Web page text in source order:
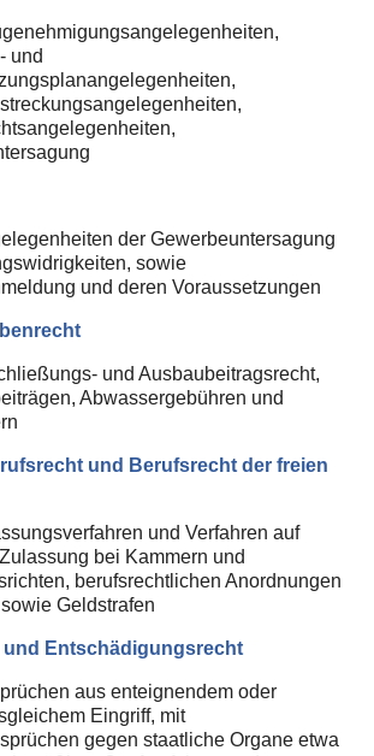
und
der Gewerbeuntersagung
sowie
und deren Voraussetzungen
und Ausbaubeitragsrecht,
Abwassergebühren und
und Berufsrecht der freien
und Verfahren auf
bei Kammern und
berufsrechtlichen Anordnungen
Geldstrafen
Entschädigungsrecht
aus enteignendem oder
Eingriff, mit
gegen staatliche Organe etwa